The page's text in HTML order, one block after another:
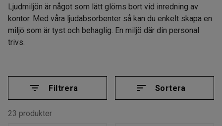
Ljudmiljön är något som lätt glöms bort vid inredning av
kontor. Med våra ljudabsorbenter så kan du enkelt skapa en
miljö som är tyst och behaglig. En miljö där din personal
trivs.
Filtrera Sortera
23 produkter